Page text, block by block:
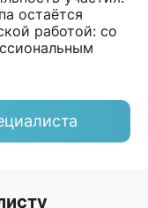
остаётся
работой: со